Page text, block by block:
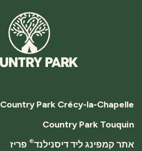
Country Park Crécy-la-Chapelle
Country Park Touquin
אתר קמפינג ליד דיסנילנד® פריז